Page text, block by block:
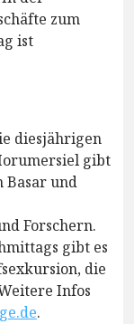
zum
ist
diesjährigen
gibt
Basar und
Forschern.
gibt es
die
Infos
.